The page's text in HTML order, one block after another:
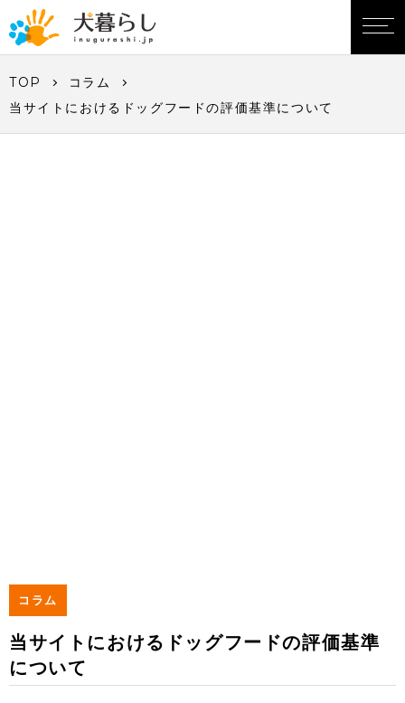
TOP
コラム
当サイトにおけるドッグフードの評価基準について
コラム
当サイトにおけるドッグフードの評価基準
について